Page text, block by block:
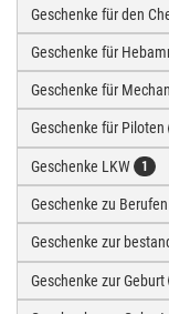
Geschenke für den
Geschenke für
Geschenke für
Geschenke für Piloten
Geschenke LKW 1
Geschenke zu Berufen
Geschenke zur
Geschenke zur Geburt